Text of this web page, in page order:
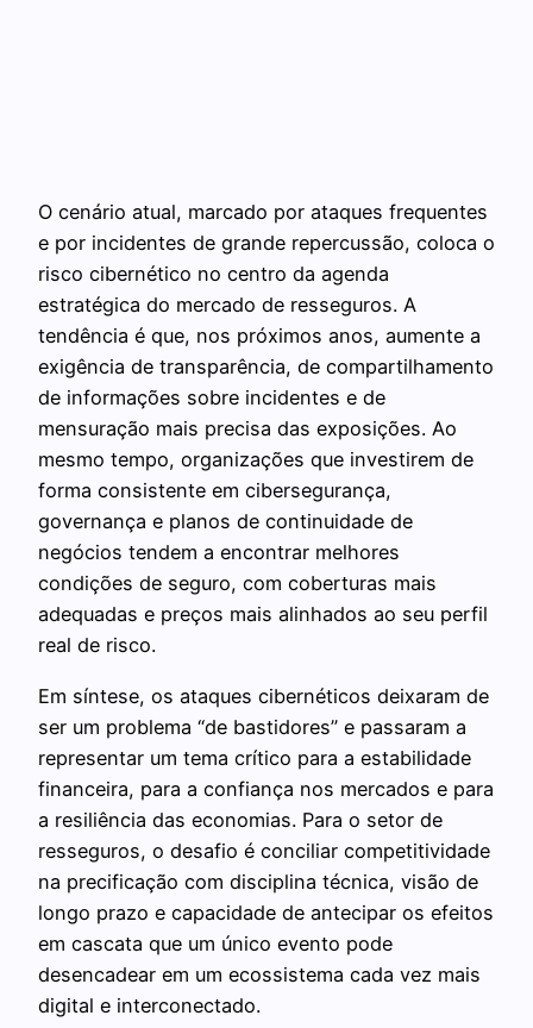
O cenário atual, marcado por ataques frequentes
e por incidentes de grande repercussão, coloca o
risco cibernético no centro da agenda
estratégica do mercado de resseguros. A
tendência é que, nos próximos anos, aumente a
exigência de transparência, de compartilhamento
de informações sobre incidentes e de
mensuração mais precisa das exposições. Ao
mesmo tempo, organizações que investirem de
forma consistente em cibersegurança,
governança e planos de continuidade de
negócios tendem a encontrar melhores
condições de seguro, com coberturas mais
adequadas e preços mais alinhados ao seu perfil
real de risco.
Em síntese, os ataques cibernéticos deixaram de
ser um problema “de bastidores” e passaram a
representar um tema crítico para a estabilidade
financeira, para a confiança nos mercados e para
a resiliência das economias. Para o setor de
resseguros, o desafio é conciliar competitividade
na precificação com disciplina técnica, visão de
longo prazo e capacidade de antecipar os efeitos
em cascata que um único evento pode
desencadear em um ecossistema cada vez mais
digital e interconectado.